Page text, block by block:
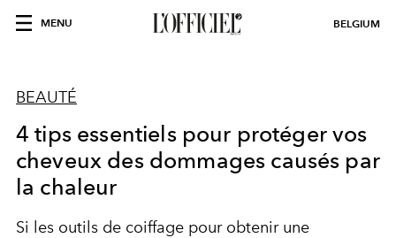
MENU BELGIUM
BEAUTÉ
4 tips essentiels pour protéger vos
cheveux des dommages causés par
la chaleur
Si les outils de coiffage pour obtenir une